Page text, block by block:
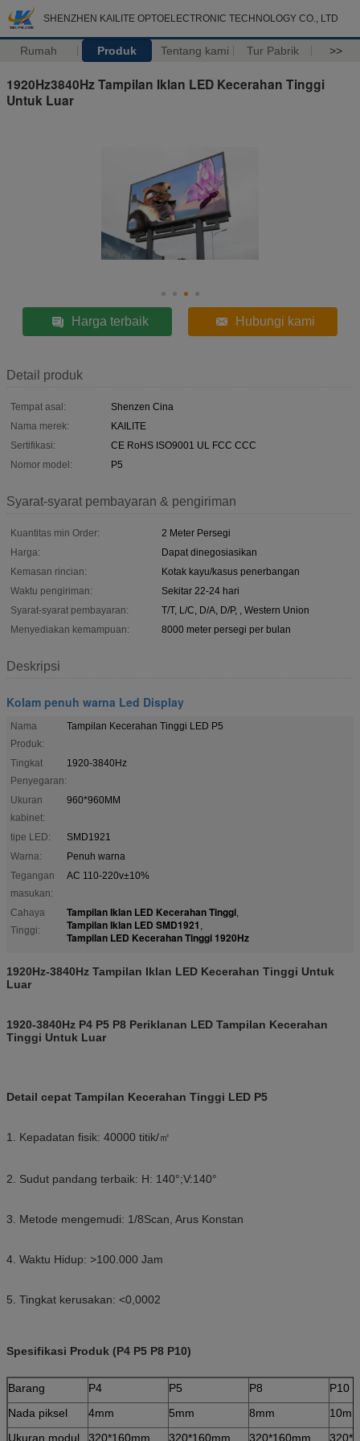
SHENZHEN KAILITE OPTOELECTRONIC TECHNOLOGY CO., LTD
Rumah Produk Tentang kami Tur Pabrik >>
1920Hz3840Hz Tampilan Iklan LED Kecerahan Tinggi
Untuk Luar
Harga terbaik Hubungi kami
Detail produk
Tempat asal:
Shenzen Cina
Nama merek:
KAILITE
Sertifikasi:
CE RoHS ISO9001 UL FCC CCC
Nomor model:
P5
Syarat-syarat pembayaran & pengiriman
Kuantitas min Order:
2 Meter Persegi
Harga:
Dapat dinegosiasikan
Kemasan rincian:
Kotak kayu/kasus penerbangan
Waktu pengiriman:
Sekitar 22-24 hari
Syarat-syarat pembayaran:
T/T, L/C, D/A, D/P, , Western Union
Menyediakan kemampuan:
8000 meter persegi per bulan
Deskripsi
Kolam penuh warna Led Display
Nama
Produk:
Tampilan Kecerahan Tinggi LED P5
Tingkat
Penyegaran:
1920-3840Hz
Ukuran
kabinet:
960*960MM
tipe LED:
SMD1921
Warna:
Penuh warna
Tegangan
masukan:
AC 110-220v±10%
Cahaya
Tinggi:
Tampilan Iklan LED Kecerahan Tinggi,
Tampilan Iklan LED SMD1921 ,
Tampilan LED Kecerahan Tinggi 1920Hz
1920Hz-3840Hz Tampilan Iklan LED Kecerahan Tinggi Untuk
Luar
1920-3840Hz P4 P5 P8 Periklanan LED Tampilan Kecerahan
Tinggi Untuk Luar
Detail cepat Tampilan Kecerahan Tinggi LED P5
1. Kepadatan fisik: 40000 titik/㎡
2. Sudut pandang terbaik: H: 140°;V:140°
3. Metode mengemudi: 1/8Scan, Arus Konstan
4. Waktu Hidup: >100.000 Jam
5. Tingkat kerusakan: <0,0002
Spesifikasi Produk (P4 P5 P8 P10)
Barang P4 P5 P8
P10
Nada piksel
4mm 5mm 8mm
Ukuran modul
320*160mm 320*160mm 320*160mm